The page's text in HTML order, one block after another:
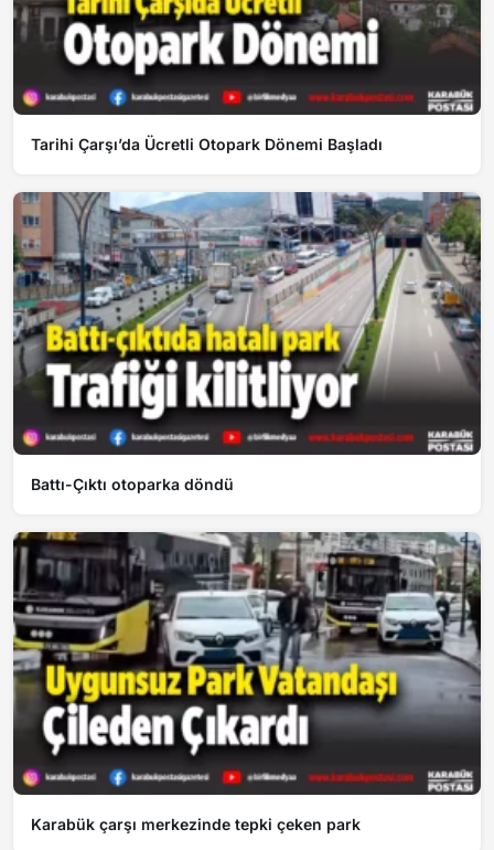
Tarihi Çarşı’da Ücretli Otopark Dönemi Başladı
Battı-Çıktı otoparka döndü
Karabük çarşı merkezinde tepki çeken park